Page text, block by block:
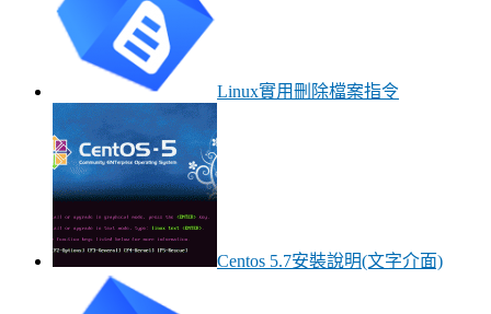
Linux實用刪除檔案指令
Centos 5.7安裝說明(文字介面)